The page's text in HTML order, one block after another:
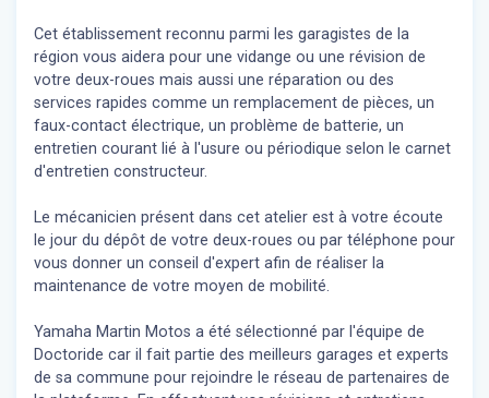
Cet établissement reconnu parmi les garagistes de la
région vous aidera pour une vidange ou une révision de
votre deux-roues mais aussi une réparation ou des
services rapides comme un remplacement de pièces, un
faux-contact électrique, un problème de batterie, un
entretien courant lié à l'usure ou périodique selon le carnet
d'entretien constructeur.
Le mécanicien présent dans cet atelier est à votre écoute
le jour du dépôt de votre deux-roues ou par téléphone pour
vous donner un conseil d'expert afin de réaliser la
maintenance de votre moyen de mobilité.
Yamaha Martin Motos a été sélectionné par l'équipe de
Doctoride car il fait partie des meilleurs garages et experts
de sa commune pour rejoindre le réseau de partenaires de